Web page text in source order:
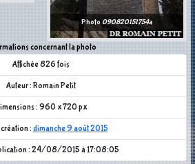
concernant la photo
Affichée 826 fois
Auteur : Romain Petit
: 960 x 720 px
: dimanche 9 août 2015
: 24/08/2015 à 17:08:05
Photo 090820151754a